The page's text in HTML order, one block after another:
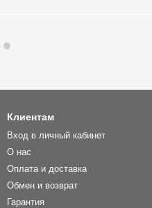
Клиентам
Вход в личный кабинет
О нас
Оплата и доставка
Обмен и возврат
Гарантия